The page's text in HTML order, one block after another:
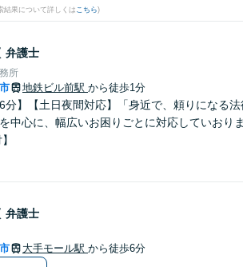
結果について詳しくはこちら)
弁護士
所
地鉄ビル前駅 から徒歩1分
6分】【土日夜間対応】「身近で、頼りになる
中心に、幅広いお困りごとに対応していおり
弁護士
大手モール駅 から徒歩6分